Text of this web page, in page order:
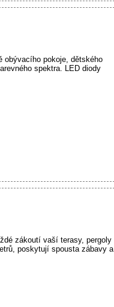
obývacího pokoje, dětského
spektra. LED diody
zákoutí vaší terasy, pergoly
poskytují spousta zábavy a